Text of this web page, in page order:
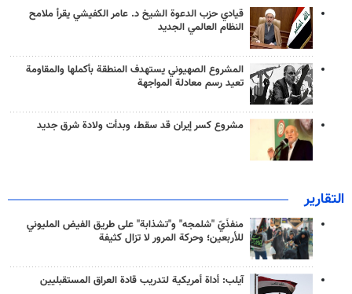
قيادي حزب الدعوة الشيخ د. عامر الكفيشي يقرأ ملامح
النظام العالمي الجديد
المشروع الصهيوني يستهدف المنطقة بأكملها والمقاومة
تعيد رسم معادلة المواجهة
مشروع كسر إيران قد سقط، وبدأت ولادة شرق جديد
التقارير
منفذَيّ "شلمجه" و"تشذابة" على طريق الفيض المليوني
للأربعين؛ وحركة المرور لا تزال كثيفة
آيلب: أداة أمريكية لتدريب قادة العراق المستقبليين